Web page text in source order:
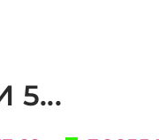
5...